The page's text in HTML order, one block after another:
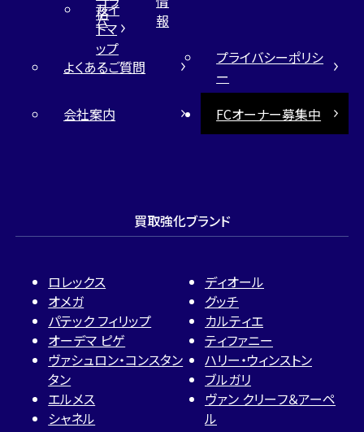
格
ム
報
サイ
トマ
ップ
よくあるご質問
プライバシーポリシ
ー
会社案内
FCオーナー募集中
買取強化ブランド
ロレックス
オメガ
パテック フィリップ
オーデマ ピゲ
ヴァシュロン・コンスタン
タン
エルメス
シャネル
ディオール
グッチ
カルティエ
ティファニー
ハリー・ウィンストン
ブルガリ
ヴァン クリーフ＆アーペ
ル